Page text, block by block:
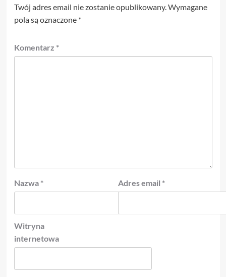
Twój adres email nie zostanie opublikowany.Wymagane
pola są oznaczone *
Komentarz *
Nazwa * Adres email *
Witryna
internetowa